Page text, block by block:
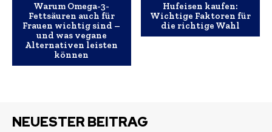
Warum Omega-3-
Fettsäuren auch für
Frauen wichtig sind –
und was vegane
Alternativen leisten
können
Hufeisen kaufen:
Wichtige Faktoren für
die richtige Wahl
NEUESTER BEITRAG